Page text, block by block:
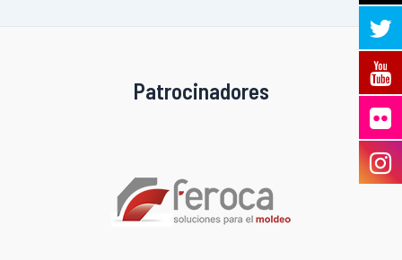
Patrocinadores